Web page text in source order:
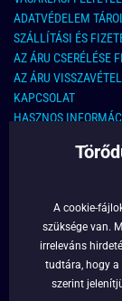
ADATVÉDELEM
SZÁLLÍTÁSI ÉS
AZ ÁRU CSERÉLÉSE
AZ ÁRU
KAPCSOLAT
HASZNOS
KAPCSOLAT
FONTOS
RÓLUNK
A cookie-
szüksége van.
irreleváns
tudtára, hogy a
szerint